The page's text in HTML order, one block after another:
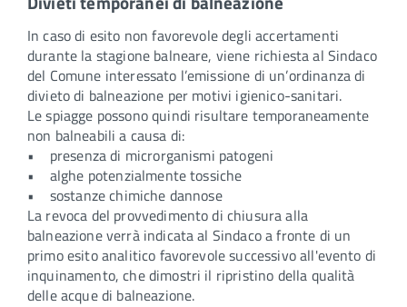
In caso di esito non favorevole degli accertamenti
durante la stagione balneare, viene richiesta al Sindaco
del Comune interessato l’emissione di un’ordinanza di
divieto di balneazione per motivi igienico-sanitari.
Le spiagge possono quindi risultare temporaneamente
non balneabili a causa di:
• presenza di microrganismi patogeni
• alghe potenzialmente tossiche
• sostanze chimiche dannose
La revoca del provvedimento di chiusura alla
balneazione verrà indicata al Sindaco a fronte di un
primo esito analitico favorevole successivo all'evento di
inquinamento, che dimostri il ripristino della qualità
delle acque di balneazione.